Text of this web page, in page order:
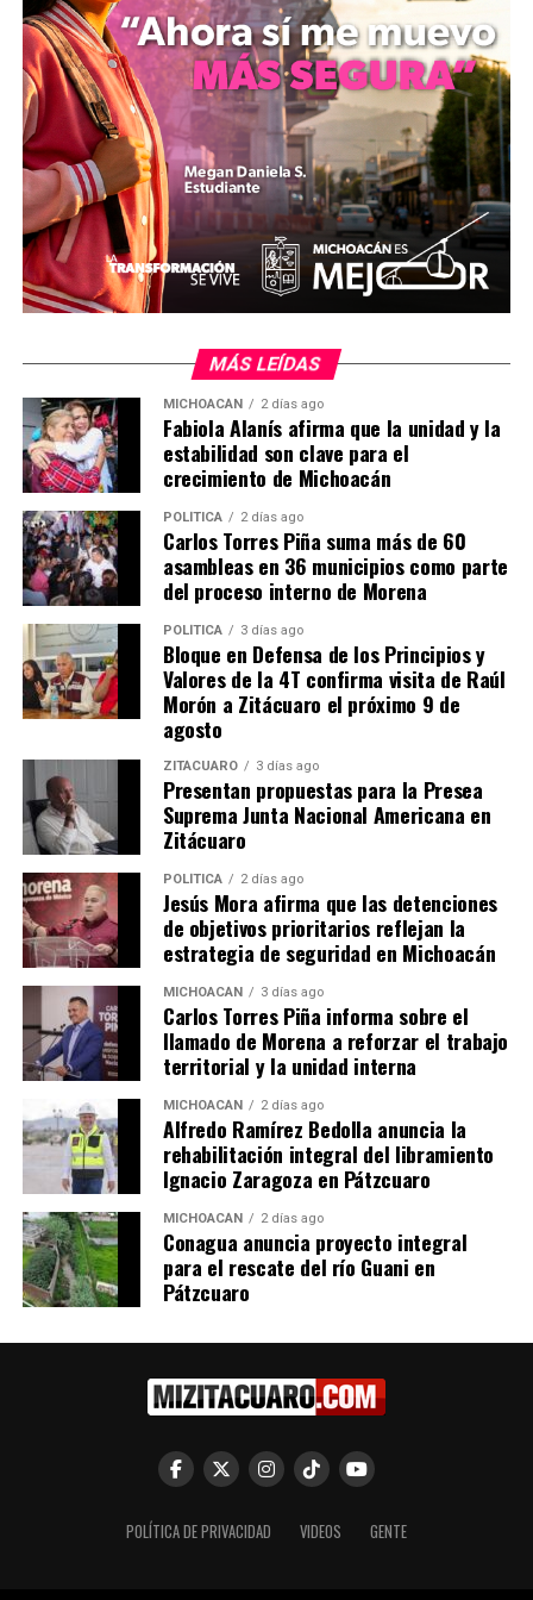
efectiva entre los tres niveles de gobierno, combinando
inteligencia, capacidad técnica y operativos civiles. “Con
instituciones sólidas y comprometidas con la gente, y
una estrategia que atienda las causas de fondo,
lograremos un Michoacán más seguro y justo”, concluyó
Rivera Camacho.
Comparte con:
Me gusta esto:
Relacionado
Emma Rivera Camacho
Reforma Constitucional para
Garantizar Salarios Mínimos
en Michoacán
12 octubre, 2024
En "Congreso"
de Reforma Constitucional al
Poder Judicial de Michoacán
9 octubre, 2024
En "Congreso"
Emma Rivera Camacho
Celebra Logro Histórico con
la Promulgación de la
Reforma Judicial en
Michoacán
13 noviembre, 2024
En "Congreso"
primer informe de gobierno de Áporo
Más de 100 mil mujeres michoacanas recibirán la
Pensión Mujeres Bienestar: Fabiola Alanís
MÁS LEÍDAS
MICHOACÁN 2 días ago
Fabiola Alanís afirma que la unidad y la
estabilidad son clave para el
crecimiento de Michoacán
POLÍTICA 2 días ago
Carlos Torres Piña suma más de 60
asambleas en 36 municipios como parte
del proceso interno de Morena
POLÍTICA 3 días ago
Bloque en Defensa de los Principios y
Valores de la 4T confirma visita de Raúl
Morón a Zitácuaro el próximo 9 de
agosto
ZITÁCUARO 3 días ago
Presentan propuestas para la Presea
Suprema Junta Nacional Americana en
Zitácuaro
POLÍTICA 2 días ago
Jesús Mora afirma que las detenciones
de objetivos prioritarios reflejan la
estrategia de seguridad en Michoacán
MICHOACÁN 3 días ago
Carlos Torres Piña informa sobre el
llamado de Morena a reforzar el trabajo
territorial y la unidad interna
MICHOACÁN 2 días ago
Alfredo Ramírez Bedolla anuncia la
rehabilitación integral del libramiento
Ignacio Zaragoza en Pátzcuaro
MICHOACÁN 2 días ago
Conagua anuncia proyecto integral
para el rescate del río Guani en
Pátzcuaro
POLÍTICA DE PRIVACIDAD VIDEOS GENTE